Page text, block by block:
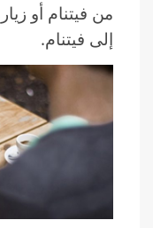
من فيتنام أو
إلى فيتنام.